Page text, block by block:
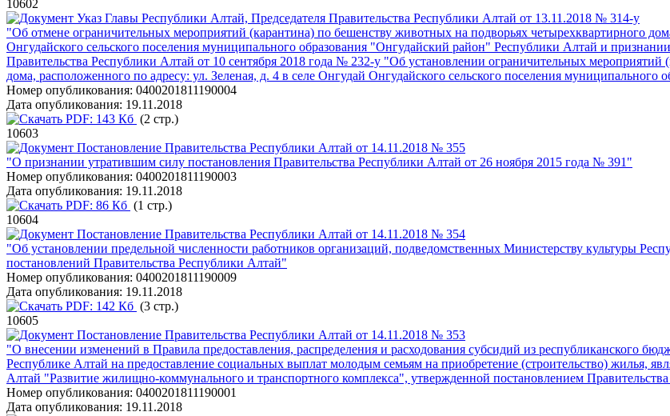
10602
Указ Главы Республики Алтай, Председателя Правительства Республики Алтай от 13.11.2018 № 314-у
"Об отмене ограничительных мероприятий (карантина) по бешенству животных на подворьях четырехквартирного
Онгудайского сельского поселения муниципального образования "Онгудайский район" Республики Алтай и
Правительства Республики Алтай от 10 сентября 2018 года № 232-у "Об установлении ограничительных
дома, расположенного по адресу: ул. Зеленая, д. 4 в селе Онгудай Онгудайского сельского поселения
Номер опубликования: 0400201811190004
Дата опубликования: 19.11.2018
PDF: 143 Кб (2 стр.)
10603
Постановление Правительства Республики Алтай от 14.11.2018 № 355
"О признании утратившим силу постановления Правительства Республики Алтай от 26 ноября 2015 года № 391"
Номер опубликования: 0400201811190003
Дата опубликования: 19.11.2018
PDF: 86 Кб (1 стр.)
10604
Постановление Правительства Республики Алтай от 14.11.2018 № 354
"Об установлении предельной численности работников организаций, подведомственных Министерству культуры
постановлений Правительства Республики Алтай"
Номер опубликования: 0400201811190009
Дата опубликования: 19.11.2018
PDF: 142 Кб (3 стр.)
10605
Постановление Правительства Республики Алтай от 14.11.2018 № 353
"О внесении изменений в Правила предоставления, распределения и расходования субсидий из республиканского
Республике Алтай на предоставление социальных выплат молодым семьям на приобретение (строительство) жилья,
Алтай "Развитие жилищно-коммунального и транспортного комплекса", утвержденной постановлением
Номер опубликования: 0400201811190001
Дата опубликования: 19.11.2018